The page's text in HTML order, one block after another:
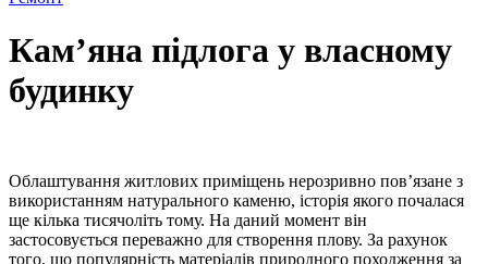
Кам’яна підлога у власному
будинку
Облаштування житлових приміщень нерозривно пов’язане з
використанням натурального каменю, історія якого почалася
ще кілька тисячоліть тому. На даний момент він
застосовується переважно для створення плову. За рахунок
того, що популярність матеріалів природного походження за